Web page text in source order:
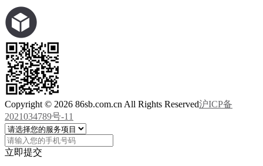
Copyright © 2026 86sb.com.cn All Rights Reserved沪ICP备
2021034789号-11
立即提交